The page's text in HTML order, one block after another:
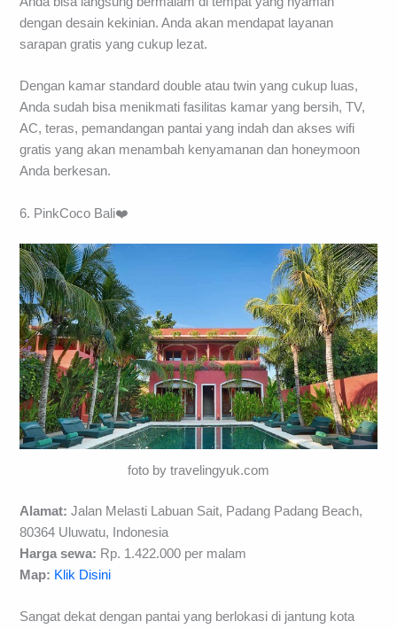
dengan desain kekinian. Anda akan mendapat layanan
sarapan gratis yang cukup lezat.
Dengan kamar standard double atau twin yang cukup luas,
Anda sudah bisa menikmati fasilitas kamar yang bersih, TV,
AC, teras, pemandangan pantai yang indah dan akses wifi
gratis yang akan menambah kenyamanan dan honeymoon
Anda berkesan.
6. PinkCoco Bali❤️
foto by travelingyuk.com
Alamat: Jalan Melasti Labuan Sait, Padang Padang Beach,
80364 Uluwatu, Indonesia
Harga sewa: Rp. 1.422.000 per malam
Map: Klik Disini
Sangat dekat dengan pantai yang berlokasi di jantung kota